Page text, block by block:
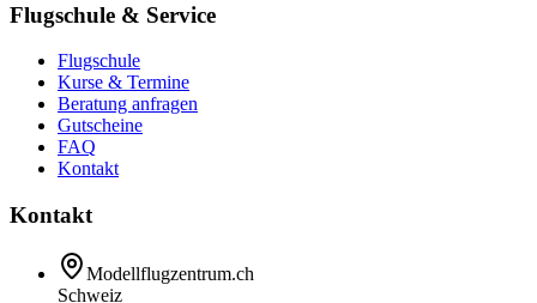
Flugschule & Service
Flugschule
Kurse & Termine
Beratung anfragen
Gutscheine
FAQ
Kontakt
Kontakt
Modellflugzentrum.ch
Schweiz